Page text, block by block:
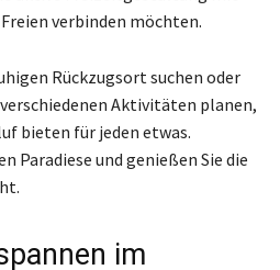
verbinden möchten.
Rückzugsort suchen oder
Aktivitäten planen,
bieten für jeden etwas.
Paradiese und genießen Sie die
im